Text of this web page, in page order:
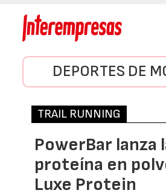
DEPORTES DE
TRAIL RUNNING
PowerBar lanza
proteína en
Luxe Protein